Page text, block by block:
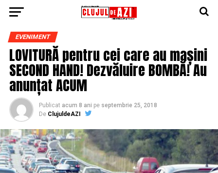
EVENIMENT
LOVITURĂ pentru cei care au mașini
SECOND HAND! Dezvăluire BOMBĂ! Au
anunțat ACUM
Publicat acum 8 ani pe septembrie 25, 2018
De ClujuldeAZI